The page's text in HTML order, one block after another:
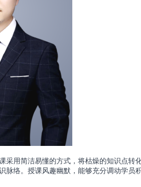
用简洁易懂的方式，将枯燥的知识点转
络。授课风趣幽默，能够充分调动学员